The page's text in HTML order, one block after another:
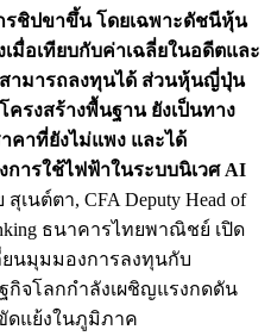
รชิปขาขึ้น โดยเฉพาะดัชนีหุ้น
เมื่อเทียบกับค่าเฉลี่ยในอดีตและ
ามารถลงทุนได้ ส่วนหุ้นญี่ปุ่น
รงสร้างพื้นฐาน ยังเป็นทาง
คาที่ยังไม่แพง และได้
ารใช้ไฟฟ้าในระบบนิเวศ AI
นต์ตา, CFA Deputy Head of
ธนาคารไทยพาณิชย์ เปิด
ยนมุมมองการลงทุนกับ
ฐกิจโลกกำลังเผชิญแรงกดดัน
ดแย้งในภูมิภาค